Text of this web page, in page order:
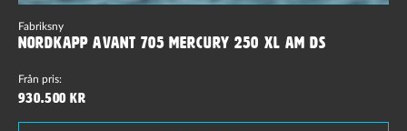
Fabriksny
Nordkapp Avant 705 Mercury 250 XL AM DS
Från pris:
930.500 kr